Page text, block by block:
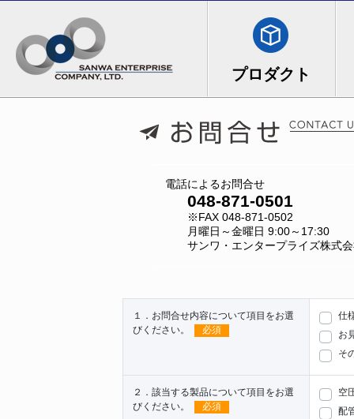
電話によるお問合せ
048-871-0501
※FAX 048-871-0502
月曜日～金曜日 9:00～17:30
サンワ・エンタープライズ株式会